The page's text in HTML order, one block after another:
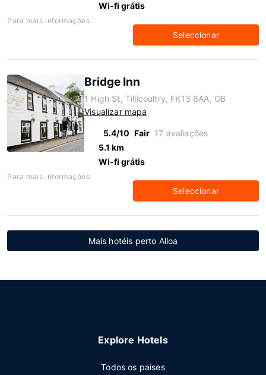
Wi-fi grátis
Para mais informações:
Seleccionar
Bridge Inn
1 High St, Tillicoultry, FK13 6AA, GB
Visualizar mapa
5.4/10 Fair 17 avaliações
5.1 km
Wi-fi grátis
Para mais informações:
Seleccionar
Mais hotéis perto Alloa
Explore Hotels
Todos os países